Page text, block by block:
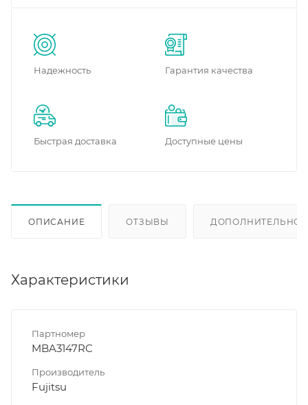
Надежность Гарантия качества
Быстрая доставка Доступные цены
ОПИСАНИЕ ОТЗЫВЫ ДОПОЛНИТЕЛЬНО
Характеристики
Партномер
MBA3147RC
Производитель
Fujitsu